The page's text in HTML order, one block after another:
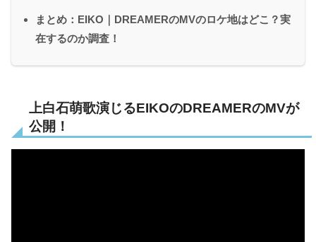
まとめ：EIKO｜DREAMERのMVのロケ地はどこ？実
在するのか調査！
上白石萌歌演じるEIKOのDREAMERのMVが
公開！